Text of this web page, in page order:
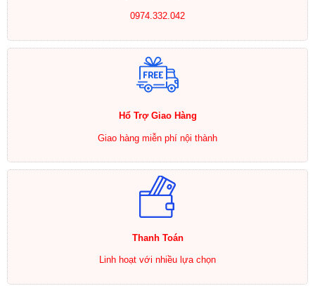
0974.332.042
Hổ Trợ Giao Hàng
Giao hàng miễn phí nội thành
Thanh Toán
Linh hoạt với nhiều lựa chọn